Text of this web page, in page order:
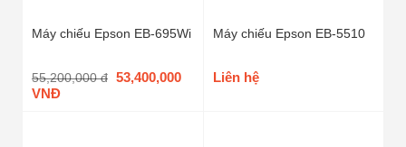
Máy chiếu Epson EB-695Wi
55,200,000 đ 53,400,000
VNĐ
Máy chiếu Epson EB-5510
Liên hệ